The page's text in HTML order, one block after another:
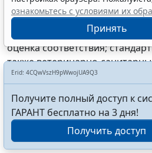
При Комитете создаются
следующим направлениям.
оценка соответствия;
также ветеринарно-
меры; обращение лекарств и
В состав Комитета входят
заместители)
компетенции которых
ознакомьтесь с условиями их
Принять
Erid: 4CQwVszH9pWwojUA9Q3
Получите полный доступ к
ГАРАНТ бесплатно на 3 дня!
Получить доступ